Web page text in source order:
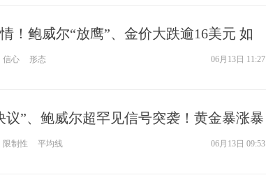
！鲍威尔“放鹰”、金价大跌逾16美元 如
信心 形态 06月13日 11:27
议”、鲍威尔超罕见信号突袭！黄金暴涨暴
币6.8万剧烈震荡
限制性 平均线 06月13日 09:53